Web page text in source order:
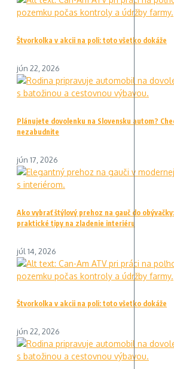
Štvorkolka v akcii na poli: toto všetko dokáže
jún 22, 2026
Plánujete dovolenku na Slovensku autom?
nezabudnite
jún 17, 2026
Ako vybrať štýlový prehoz na gauč do
praktické tipy na zladenie interiéru
júl 14, 2026
Štvorkolka v akcii na poli: toto všetko dokáže
jún 22, 2026